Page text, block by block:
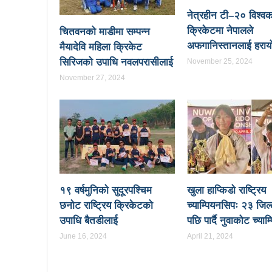
पालिका उपचुनाव: ४१ पदका
उपनिर्वाचन सुशासनका पक्षमा र
सुरु भयो चौथो सुनवल महोत्सव:
चितवनको माडीमा सम्पन्न
प्रमुख प्रशासकीय अधिकृतको
मानव तस्करीको अभियोगमा
२८५ कैदीबन्दीलाई जेलबाहिर बस्ने
भरतपुर महानगरपालिकाद्धारा
राजश्व संकलनमा करिब १७
कीर्तिपुरलाई नेपालकै नमूना नगर
उपनिर्वाचन: ३१ जनाको
चितवनको माडीमा सम्पन्न
मैयादेवि महिला क्रिकेट
सिरिजको उपाधि नवलपरासीलाई
November 27, 2024
नेत्रहीन टी–२०
क्रिकेटमा नेपालले
अफगानिस्तानलाई
November 25, 2024
१९ वर्षमुनिको सुदूरपश्चिम
छनोट राष्ट्रिय क्रिकेटको
उपाधि बैतडीलाई
June 16, 2024
खुला हाप्किडो राष्ट्रिय
च्याम्पियनसिपः २३
पछि पार्दै नुवाकोट
April 21, 2024